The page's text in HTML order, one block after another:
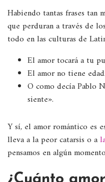
Habiendo tantas frases
que perduran a través de
todo en las culturas de
El amor tocará a tu
El amor no tiene edad.
O como decía Pablo
siente».
Y sí, el amor romántico es
lleva a la peor catarsis o a
pensamos en algún